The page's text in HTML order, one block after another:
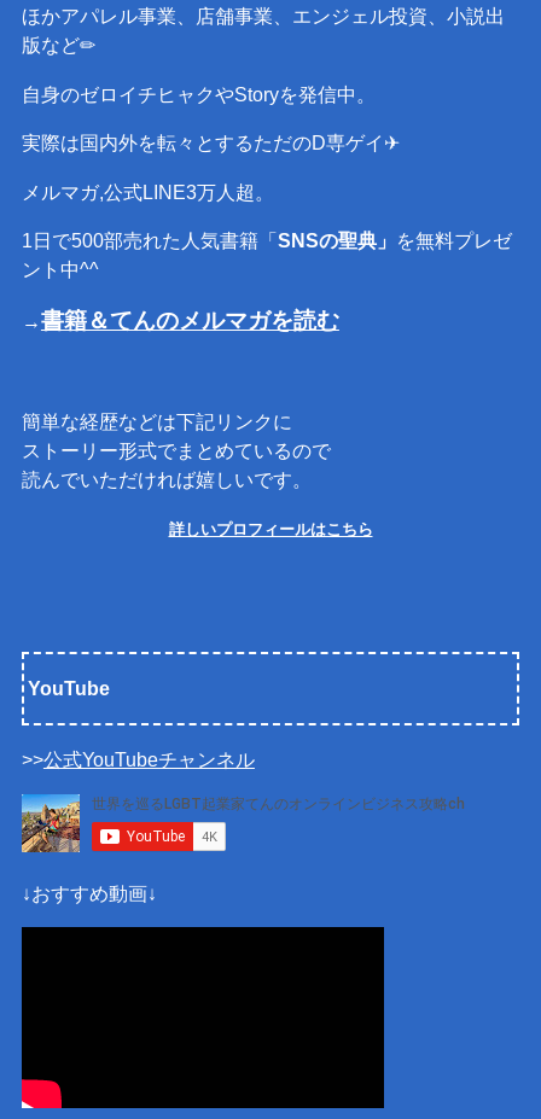
ほかアパレル事業、店舗事業、エンジェル投資、小説出
版など✏︎
自身のゼロイチヒャクやStoryを発信中。
実際は国内外を転々とするただのD専ゲイ✈︎
メルマガ,公式LINE3万人超。
1日で500部売れた人気書籍「SNSの聖典」
を無料プレゼ
ント中^^
→書籍＆てんのメルマガを読む
簡単な経歴などは下記リンクに
ストーリー形式でまとめているので
読んでいただければ嬉しいです。
詳しいプロフィールはこちら
YouTube
>>公式YouTubeチャンネル
↓おすすめ動画↓